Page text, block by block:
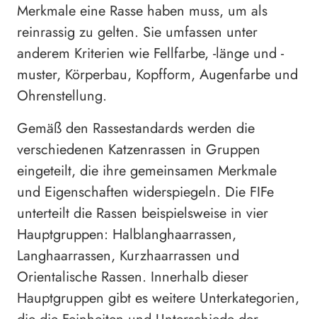
Merkmale eine Rasse haben muss, um als
reinrassig zu gelten. Sie umfassen unter
anderem Kriterien wie Fellfarbe, -länge und -
muster, Körperbau, Kopfform, Augenfarbe und
Ohrenstellung.
Gemäß den Rassestandards werden die
verschiedenen Katzenrassen in Gruppen
eingeteilt, die ihre gemeinsamen Merkmale
und Eigenschaften widerspiegeln. Die FIFe
unterteilt die Rassen beispielsweise in vier
Hauptgruppen: Halblanghaarrassen,
Langhaarrassen, Kurzhaarrassen und
Orientalische Rassen. Innerhalb dieser
Hauptgruppen gibt es weitere Unterkategorien,